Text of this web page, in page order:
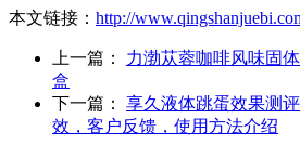
本文链接： http://
上一篇： 力渤苁蓉咖啡风味固
盒
下一篇： 享久液体跳蛋效果测
效，客户反馈，使用方法介绍